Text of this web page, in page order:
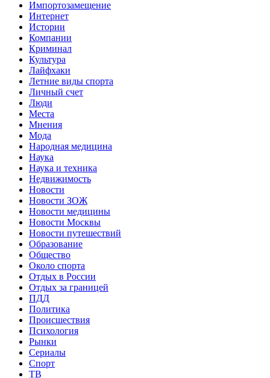
Импортозамещение
Интернет
Истории
Компании
Криминал
Культура
Лайфхаки
Летние виды спорта
Личный счет
Люди
Места
Мнения
Мода
Народная медицина
Наука
Наука и техника
Недвижимость
Новости
Новости ЗОЖ
Новости медицины
Новости Москвы
Новости путешествий
Образование
Общество
Около спорта
Отдых в России
Отдых за границей
ПДД
Политика
Происшествия
Психология
Рынки
Сериалы
Спорт
ТВ